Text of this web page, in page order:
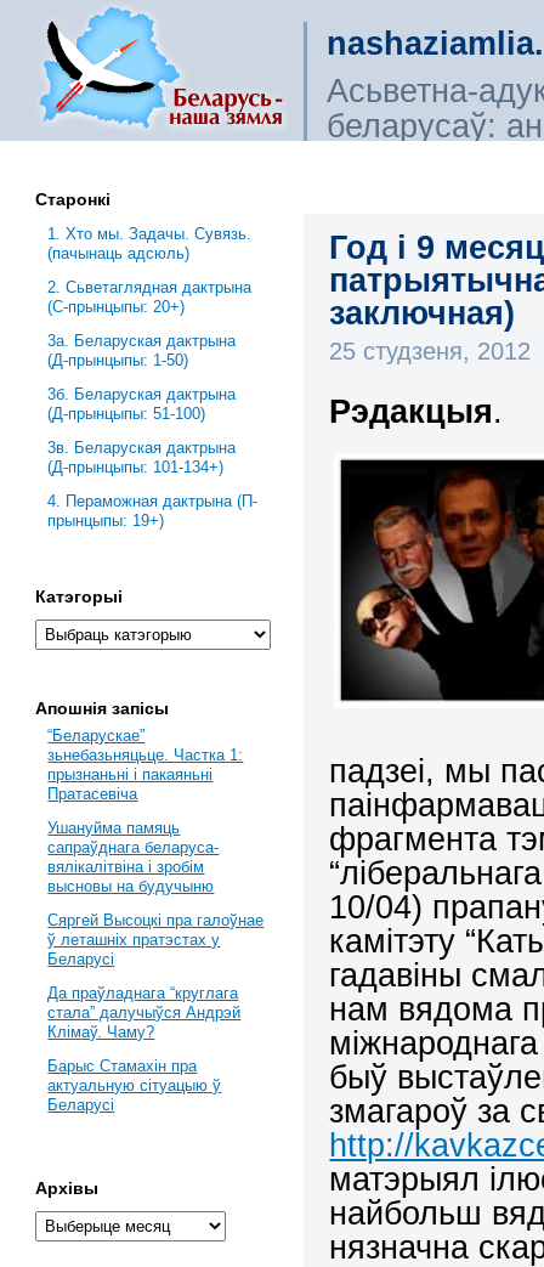
Асьветна-
беларусаў:
Год і 9
заключная)
25 студзеня, 2012
Рэдакцыя.
падзеі, мы
фрагмента
10/04)
камітэту
гадавіны
нам вядома
быў
змагароў за
http://
матэрыял
найбольш
нязначна
Старонкі
1. Хто мы. Задачы. Сувязь.
(пачынаць адсюль)
2. Сьветаглядная дактрына
(С-прынцыпы: 20+)
3a. Беларуская дактрына
(Д-прынцыпы: 1-50)
3б. Беларуская дактрына
(Д-прынцыпы: 51-100)
3в. Беларуская дактрына
(Д-прынцыпы: 101-134+)
4. Пераможная дактрына (П-
прынцыпы: 19+)
Катэгорыі
Апошнія запісы
“Беларускае”
зьнебазьняцьце. Частка 1:
прызнаньні і пакаяньні
Пратасевіча
Ушануйма памяць
сапраўднага беларуса-
вялікалітвіна і зробім
высновы на будучыню
Сяргей Высоцкі пра галоўнае
ў леташніх пратэстах у
Беларусі
Да праўладнага “круглага
стала” далучыўся Андрэй
Клімаў. Чаму?
Барыс Стамахін пра
актуальную сітуацыю ў
Беларусі
Архівы